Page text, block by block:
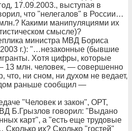
17.09.2003., выступая в
что "нелегалов" в России…
Какими манипуляциями их
смысле)?
министра МВД Бориса
г.): "…незаконные (бывшие
Хотя цифры, которые
млн. человек, — совершенно
что, ни сном, ни духом не ведает,
раньше сообщил —
"Человек и закон", ОРТ,
Б.Грызлов говорил: "Выдано
карт", а "есть еще трудовые
их? Сколько "гостей"